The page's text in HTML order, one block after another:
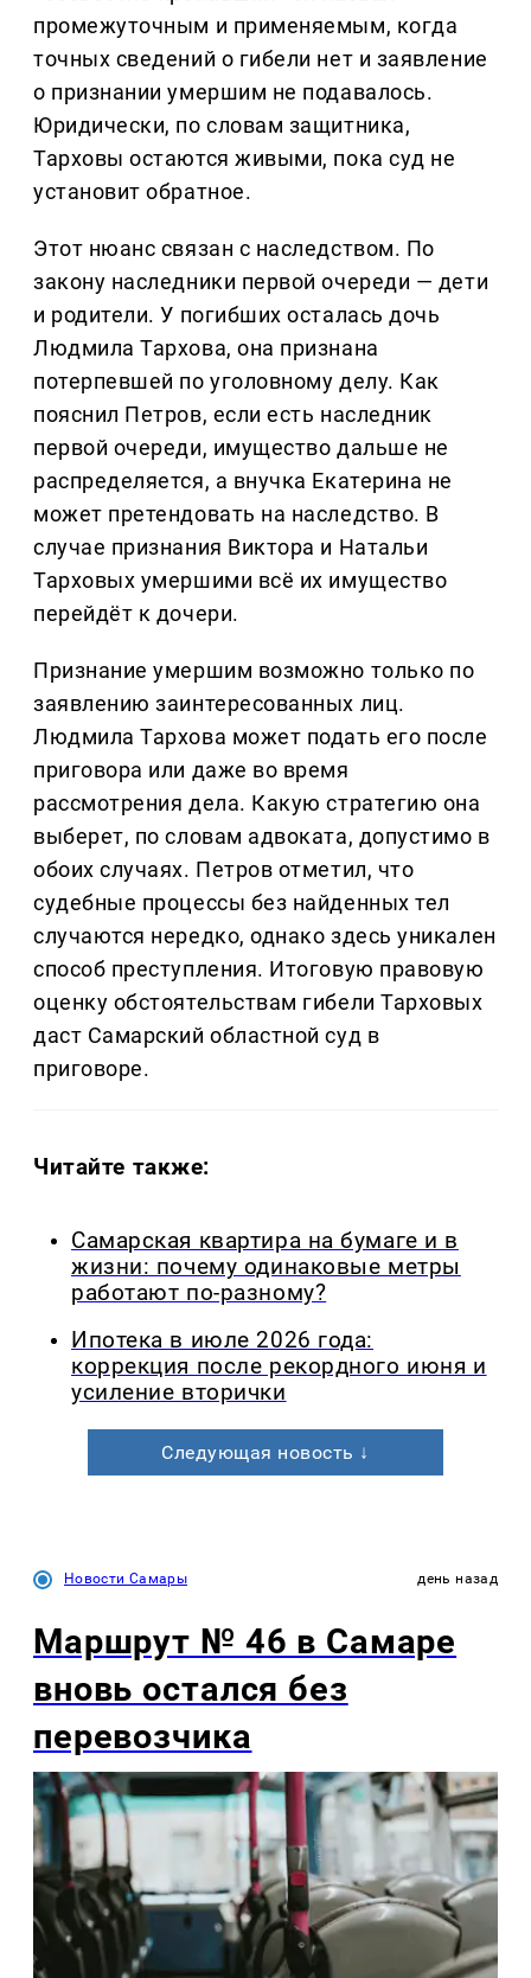
промежуточным и применяемым, когда
точных сведений о гибели нет и заявление
о признании умершим не подавалось.
Юридически, по словам защитника,
Тарховы остаются живыми, пока суд не
установит обратное.
Этот нюанс связан с наследством. По
закону наследники первой очереди — дети
и родители. У погибших осталась дочь
Людмила Тархова, она признана
потерпевшей по уголовному делу. Как
пояснил Петров, если есть наследник
первой очереди, имущество дальше не
распределяется, а внучка Екатерина не
может претендовать на наследство. В
случае признания Виктора и Натальи
Тарховых умершими всё их имущество
перейдёт к дочери.
Признание умершим возможно только по
заявлению заинтересованных лиц.
Людмила Тархова может подать его после
приговора или даже во время
рассмотрения дела. Какую стратегию она
выберет, по словам адвоката, допустимо в
обоих случаях. Петров отметил, что
судебные процессы без найденных тел
случаются нередко, однако здесь уникален
способ преступления. Итоговую правовую
оценку обстоятельствам гибели Тарховых
даст Самарский областной суд в
приговоре.
Читайте также:
Самарская квартира на бумаге и в
жизни: почему одинаковые метры
работают по-разному?
Ипотека в июле 2026 года:
коррекция после рекордного июня и
усиление вторички
Следующая новость ↓
Новости Самары день назад
Маршрут № 46 в Самаре
вновь остался без
перевозчика